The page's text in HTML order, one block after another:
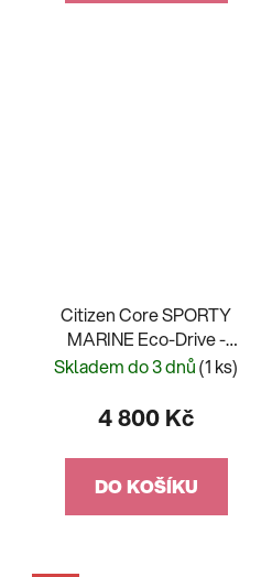
Citizen Core SPORTY
MARINE Eco-Drive -
AW1816-89E
Skladem do 3 dnů(1 ks)
4 800 Kč
DO KOŠÍKU